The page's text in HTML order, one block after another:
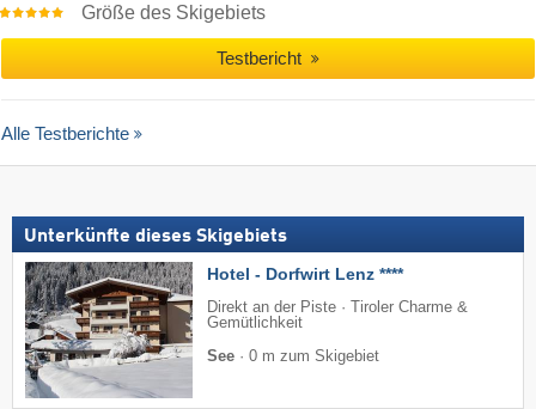
Größe des Skigebiets
Testbericht
Alle Testberichte
Unterkünfte dieses Skigebiets
Hotel - Dorfwirt Lenz ****
Direkt an der Piste · Tiroler Charme &
Gemütlichkeit
See · 0 m zum Skigebiet